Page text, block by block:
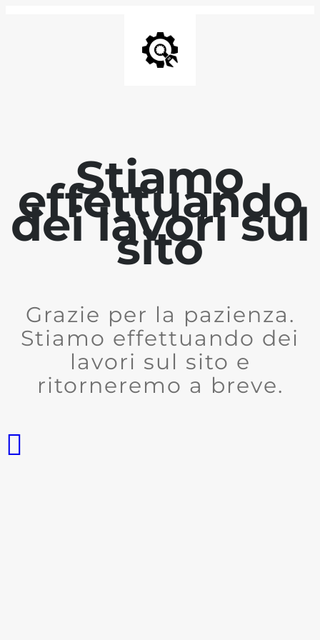
Stiamo
effettuando
dei lavori sul
sito
Grazie per la pazienza.
Stiamo effettuando dei
lavori sul sito e
ritorneremo a breve.